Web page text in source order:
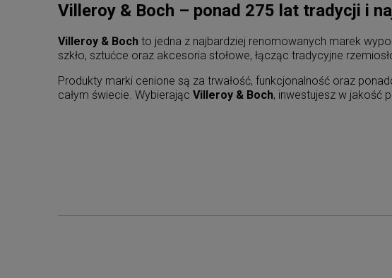
Villeroy & Boch – ponad 275 lat tradycji i
Villeroy & Boch to jedna z najbardziej renomowanych marek
szkło, sztućce oraz akcesoria stołowe, łącząc tradycyjne
Produkty marki cenione są za trwałość, funkcjonalność oraz
całym świecie. Wybierając Villeroy & Boch, inwestujesz w jakość